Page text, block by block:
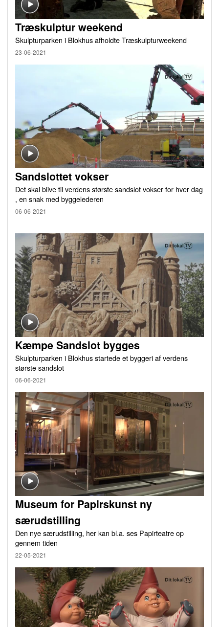
Træskulptur weekend
Skulpturparken i Blokhus afholdte Træskulpturweekend
23-06-2021
Sandslottet vokser
Det skal blive til verdens største sandslot vokser for hver dag
, en snak med byggelederen
06-06-2021
Kæmpe Sandslot bygges
Skulpturparken i Blokhus startede et byggeri af verdens
største sandslot
06-06-2021
Museum for Papirskunst ny
særudstilling
Den nye særudstilling, her kan bl.a. ses Papirteatre op
gennem tiden
22-05-2021